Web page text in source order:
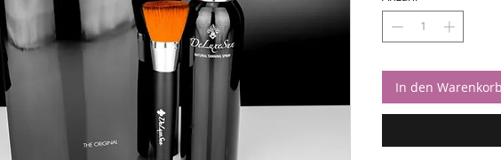
In den Warenkorb